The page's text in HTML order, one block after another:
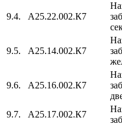
9.4. A25.22.002.К7
9.5. A25.14.002.К7
9.6. A25.16.002.К7
9.7.
A25.17.002.К7